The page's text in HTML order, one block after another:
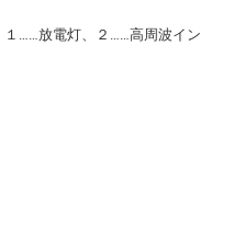
１……放電灯、２……高周波イン